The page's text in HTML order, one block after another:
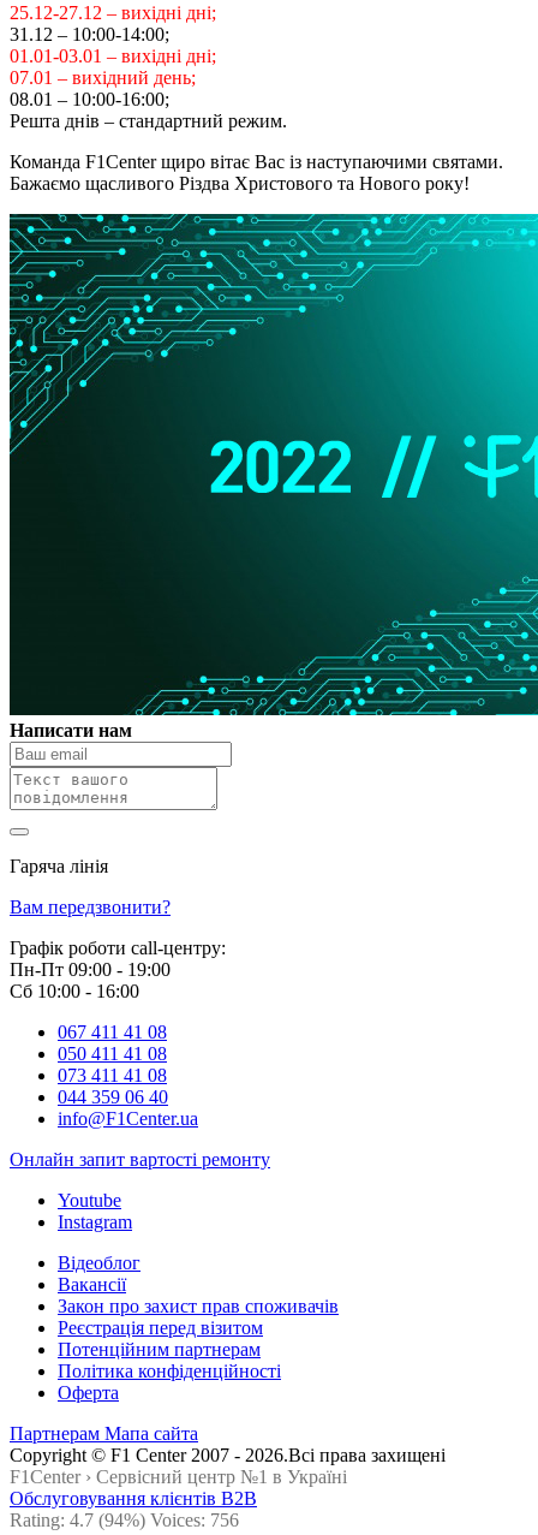
25.12-27.12 – вихідні дні;
31.12 – 10:00-14:00;
01.01-03.01 – вихідні дні;
07.01 – вихідний день;
08.01 – 10:00-16:00;
Решта днів – стандартний режим.
Команда F1Center щиро вітає Вас із наступаючими святами.
Бажаємо щасливого Різдва Христового та Нового року!
Написати нам
Гаряча лінія
Вам передзвонити?
Графік роботи call-центру:
Пн-Пт 09:00 - 19:00
Сб 10:00 - 16:00
067 411 41 08
050 411 41 08
073 411 41 08
044 359 06 40
info@F1Center.ua
Онлайн запит вартостi ремонту
Youtube
Instagram
Відеоблог
Вакансії
Закон про захист прав споживачів
Реєстрація перед візитом
Потенційним партнерам
Політика конфіденційності
Оферта
Партнерам Мапа сайта
Сopyright © F1 Center 2007 - 2026.Всі права захищені
F1Center › Cервісний центр №1 в Україні
Обслуговування клієнтів B2B
Rating: 4.7 (94%) Voices: 756